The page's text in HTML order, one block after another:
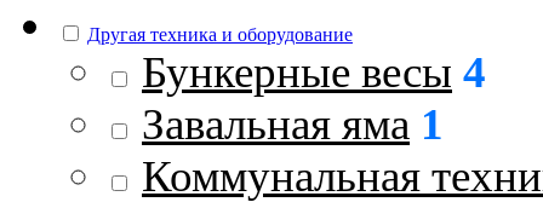
Другая техника и оборудование
Бункерные весы 4
Завальная яма 1
Коммунальная